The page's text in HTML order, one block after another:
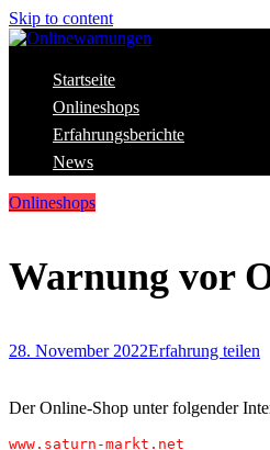
Skip to content
Onlinewarnungen
Aktuelle Warnungen vor Gefahren im
Startseite
Onlineshops
Erfahrungsberichte
News
Onlineshops
Warnung vor
28. November 2022Erfahrung teilen
Der Online-Shop unter folgender